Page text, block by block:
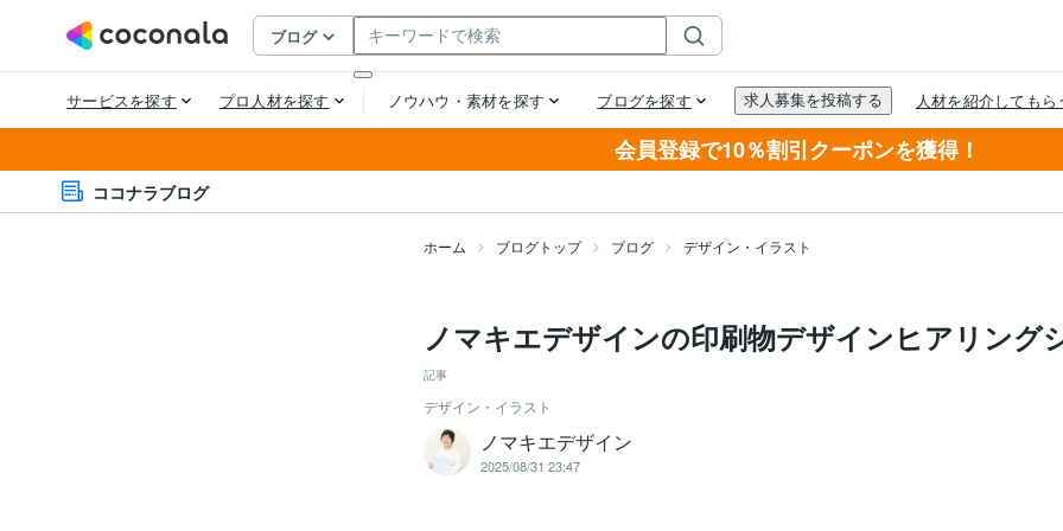
会員登録で10％割引クーポンを獲得！
ココナラブログ
ホーム ブログトップ ブログ デザイン・イラスト
ノマキエデザインの印刷物デザインヒアリング
記事
デザイン・イラスト
ノマキエデザイン
2025/08/31 23:47